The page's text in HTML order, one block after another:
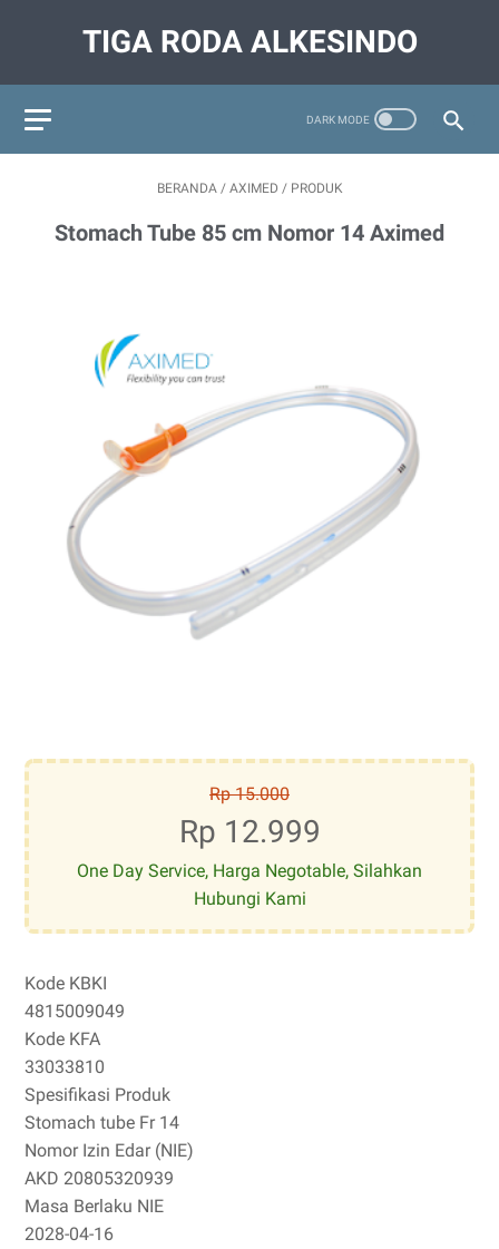
TIGA RODA ALKESINDO
BERANDA / AXIMED / PRODUK
Stomach Tube 85 cm Nomor 14 Aximed
Rp 15.000
Rp 12.999
One Day Service, Harga Negotable, Silahkan
Hubungi Kami
Kode KBKI
4815009049
Kode KFA
33033810
Spesifikasi Produk
Stomach tube Fr 14
Nomor Izin Edar (NIE)
AKD 20805320939
Masa Berlaku NIE
2028-04-16